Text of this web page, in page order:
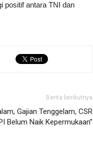
positif antara TNI dan
Berita berikutnya
Gajian Tenggelam, CSR
Belum Naik Kepermukaan”